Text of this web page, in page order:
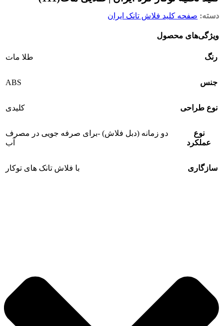
دسته: صفحه کلید فلاش تانک ایران
ویژگی‌های محصول
رنگ طلا مات
جنس ABS
نوع طراحی کلیدی
نوع
عملکرد
دو زمانه (دبل فلاش) -برای صرفه جویی در مصرف
آب
سازگاری با فلاش تانک های توکار